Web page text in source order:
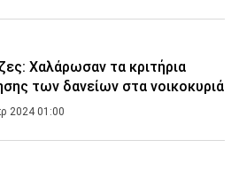
Χαλάρωσαν τα κριτήρια
των δανείων στα νοικοκυριά
2024 01:00